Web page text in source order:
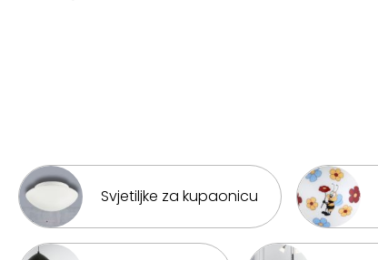
Svjetiljke za kupaonicu